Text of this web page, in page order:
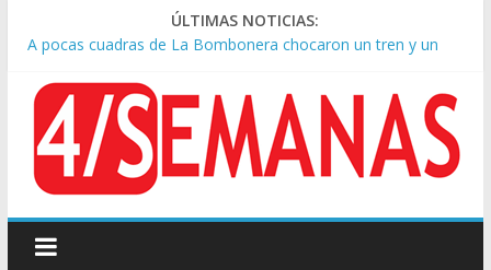
ÚLTIMAS NOTICIAS:
A pocas cuadras de La Bombonera chocaron un tren y un
Día de San Cayetano: masiva marcha a Plaza de Mayo de
sindicatos y organizaciones sociales
Pesar por la muerte de Leandro Rud, histórico representante
y conductor de TV
Tras la aprobación de la ley de propiedad privada, Bullrich
Causa AFA: el juez Amarante calificó de “ficción judicial” el
traslado del expediente a Campana